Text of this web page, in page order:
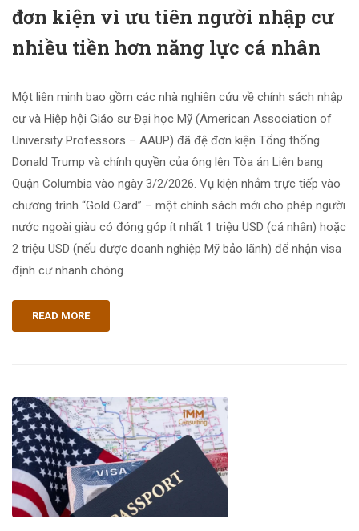
đơn kiện vì ưu tiên người nhập cư
nhiều tiền hơn năng lực cá nhân
Một liên minh bao gồm các nhà nghiên cứu về chính sách nhập
cư và Hiệp hội Giáo sư Đại học Mỹ (American Association of
University Professors – AAUP) đã đệ đơn kiện Tổng thống
Donald Trump và chính quyền của ông lên Tòa án Liên bang
Quận Columbia vào ngày 3/2/2026. Vụ kiện nhắm trực tiếp vào
chương trình “Gold Card” – một chính sách mới cho phép người
nước ngoài giàu có đóng góp ít nhất 1 triệu USD (cá nhân) hoặc
2 triệu USD (nếu được doanh nghiệp Mỹ bảo lãnh) để nhận visa
định cư nhanh chóng.
READ MORE